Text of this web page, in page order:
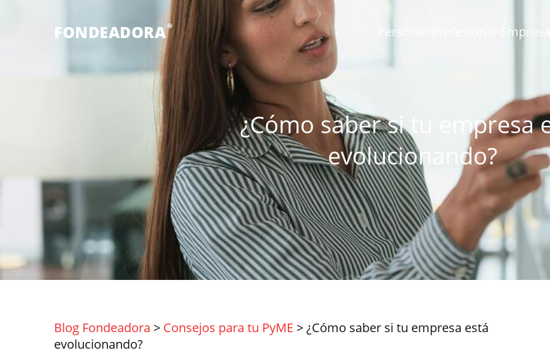
FONDEADORA® Personal
¿Cómo saber si tu empresa
evolucionando?
Blog Fondeadora > Consejos para tu PyME >¿Cómo saber si tu empresa está
evolucionando?